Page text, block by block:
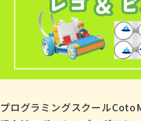
プログラミングスクール